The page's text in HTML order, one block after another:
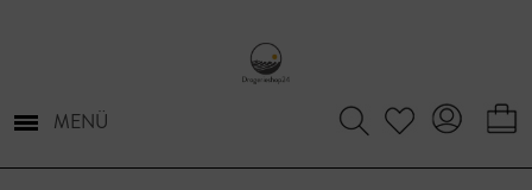
MENÜ